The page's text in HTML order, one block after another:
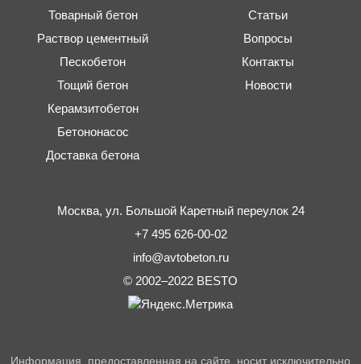
Товарный бетон
Раствор цементный
Пескобетон
Тощий бетон
Керамзитобетон
Бетононасос
Доставка бетона
Статьи
Вопросы
Контакты
Новости
Москва, ул. Большой Каретный переулок 24
+7 495 626-00-02
info@avtobeton.ru
© 2002–2022 BESTO
Информация, предоставленная на сайте, носит исключительно